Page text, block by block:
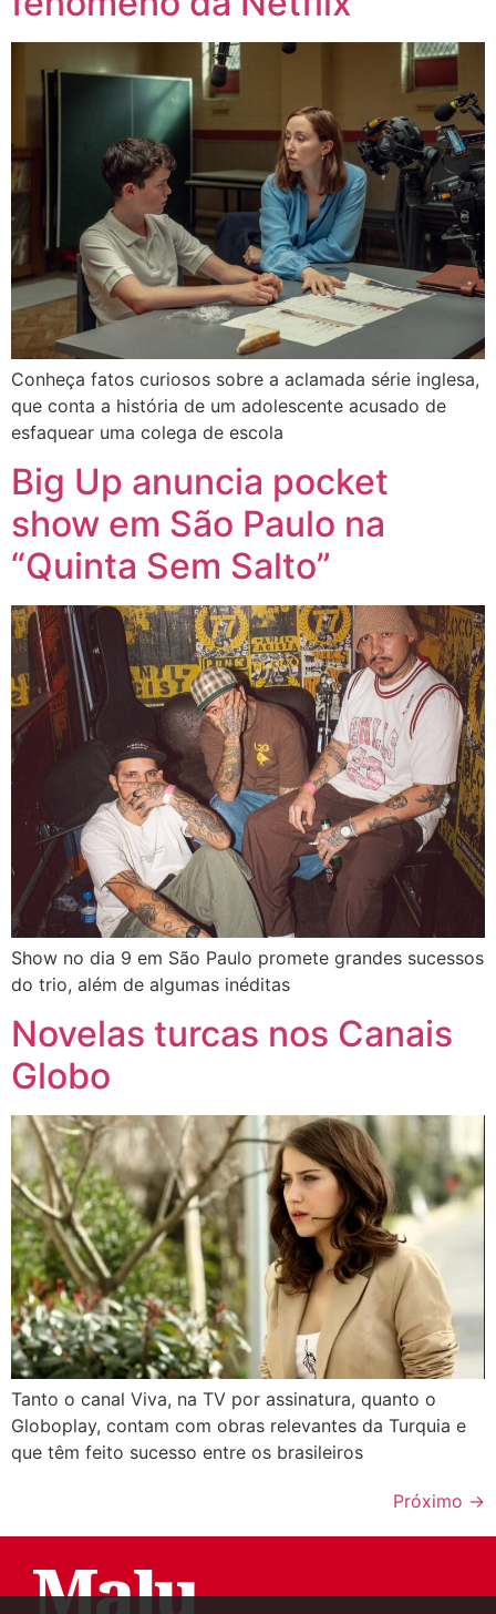
Conheça fatos curiosos sobre a aclamada série inglesa,
que conta a história de um adolescente acusado de
esfaquear uma colega de escola
Big Up anuncia pocket
show em São Paulo na
“Quinta Sem Salto”
Show no dia 9 em São Paulo promete grandes sucessos
do trio, além de algumas inéditas
Novelas turcas nos Canais
Globo
Tanto o canal Viva, na TV por assinatura, quanto o
Globoplay, contam com obras relevantes da Turquia e
que têm feito sucesso entre os brasileiros
Próximo →